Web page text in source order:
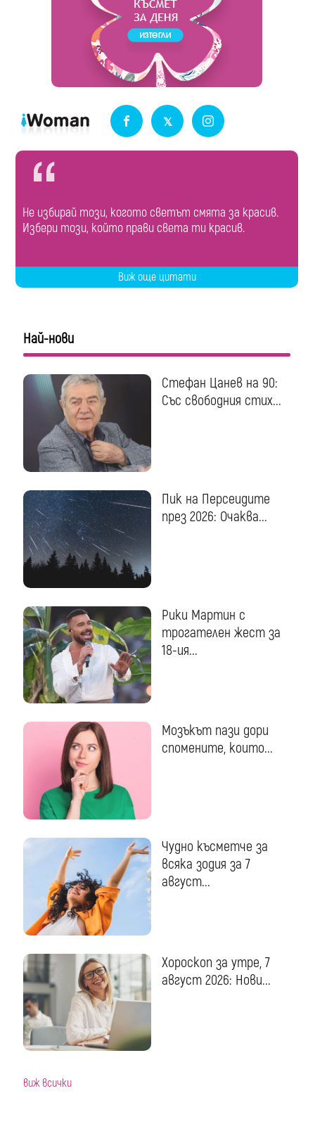
Не избирай този, когото светът смята за красив.
Избери този, който прави света ти красив.
Виж още цитати
Най-нови
Стефан Цанев на 90:
Със свободния стих...
Пик на Персеидите
през 2026: Очаква...
Рики Мартин с
трогателен жест за
18-ия...
Мозъкът пази дори
спомените, които...
Чудно късметче за
всяка зодия за 7
август...
Хороскоп за утре, 7
август 2026: Нови...
виж всички